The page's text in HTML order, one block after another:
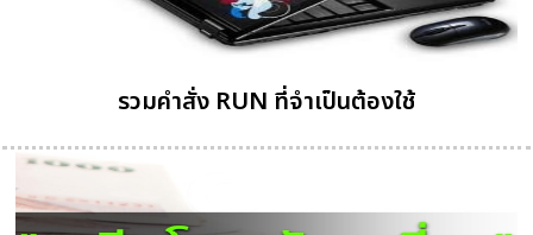
รวมคำสั่ง RUN ที่จำเป็นต้องใช้